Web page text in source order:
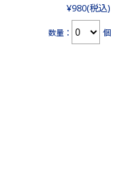
¥980(税込)
数量： 個